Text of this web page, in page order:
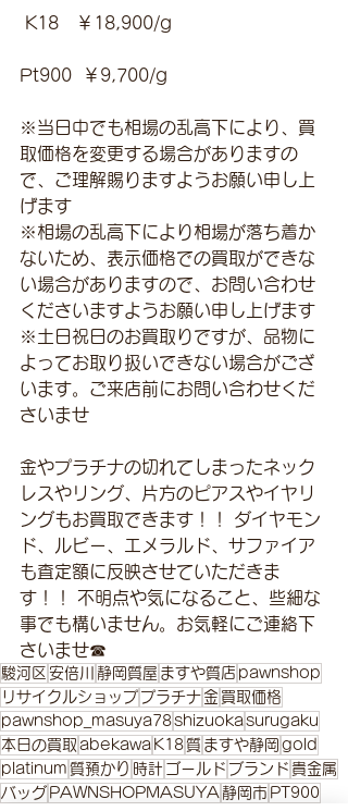
K18　￥18,900/g
Pt900  ￥9,700/g
※当日中でも相場の乱高下により、買
取価格を変更する場合がありますの
で、ご理解賜りますようお願い申し上
げます
※相場の乱高下により相場が落ち着か
ないため、表示価格での買取ができな
い場合がありますので、お問い合わせ
くださいますようお願い申し上げます
※土日祝日のお買取りですが、品物に
よってお取り扱いできない場合がござ
います。ご来店前にお問い合わせくだ
さいませ
金やプラチナの切れてしまったネック
レスやリング、片方のピアスやイヤリ
ングもお買取できます！！ ダイヤモン
ド、ルビー、エメラルド、サファイア
も査定額に反映させていただきま
す！！ 不明点や気になること、些細な
事でも構いません。お気軽にご連絡下
さいませ☎
駿河区 安倍川 静岡質屋 ますや質店 pawnshop
リサイクルショップ プラチナ 金 買取価格
pawnshop_masuya78shizuokasurugaku
本日の買取 abekawa K18質 ますや静岡 gold
platinum 質預かり 時計 ゴールド ブランド 貴金属
バッグ PAWNSHOPMASUYA 静岡市 PT900